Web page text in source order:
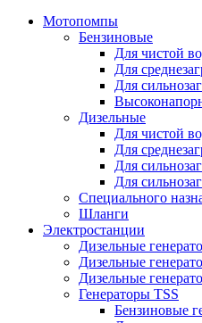
Мотопомпы
Бензиновые
Для чистой
Для
Для
Дизельные
Для чистой
Для
Для
Для
Специального
Шланги
Электростанции
Дизельные
Дизельные
Дизельные
Генераторы TSS
Бензиновые